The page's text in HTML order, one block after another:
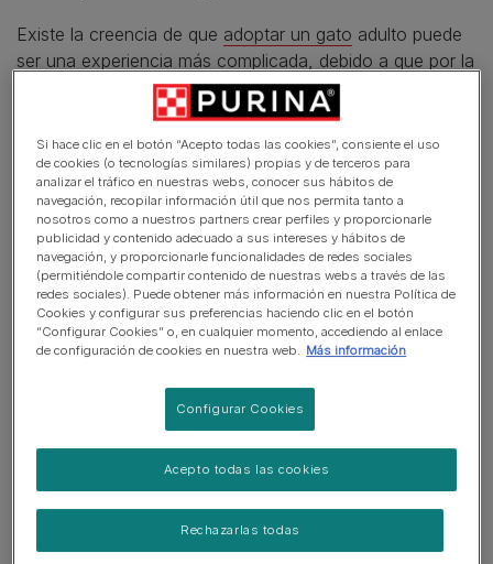
Existe la creencia de que adoptar un gato adulto puede
ser una experiencia más complicada, debido a que por la
edad de los gatos ya tienen adquiridas una serie de
conductas que pueden dificultar su adaptación a un
nuevo hogar con todo lo que ello conlleva.
Efectivamente hay algo de verdad en esto, porque se
suele desarrollar la personalidad durante los primeros
años de vida de un gato , pero este aspecto no es
suficientemente relevante como para descartar la
posibilidad de adoptar un gato adulto.
La mayoría de gatos adultos que viven en protectoras u
provienen de hogares particulares que no pueden
hacerse cargo de ellos, suelen ser felinos sociables,
habituados al contacto humano, y muy necesitados de
amor y cariño. Este hecho de por sí, los predispone a
se adopta un gato , siempre y cuando perciban que
están en un entorno seguro y cómodo, y que van a ser
Si hace clic en el botón “Acepto todas las cookies”, consiente el uso
de cookies (o tecnologías similares) propias y de terceros para
analizar el tráfico en nuestras webs, conocer sus hábitos de
navegación, recopilar información útil que nos permita tanto a
nosotros como a nuestros partners crear perfiles y proporcionarle
publicidad y contenido adecuado a sus intereses y hábitos de
navegación, y proporcionarle funcionalidades de redes sociales
(permitiéndole compartir contenido de nuestras webs a través de las
redes sociales). Puede obtener más información en nuestra Política de
Cookies y configurar sus preferencias haciendo clic en el botón
“Configurar Cookies” o, en cualquier momento, accediendo al enlace
de configuración de cookies en nuestra web.
Más información
Configurar Cookies
Rechazarlas todas
Acepto todas las cookies